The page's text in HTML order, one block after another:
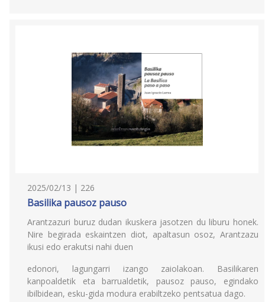
2025/02/13 | 226
Basilika pausoz pauso
Arantzazuri buruz dudan ikuskera jasotzen du liburu honek.
Nire begirada eskaintzen diot, apaltasun osoz, Arantzazu
ikusi edo erakutsi nahi duen
edonori, lagungarri izango zaiolakoan. Basilikaren
kanpoaldetik eta barrualdetik, pausoz pauso, egindako
ibilbidean, esku-gida modura erabiltzeko pentsatua dago.